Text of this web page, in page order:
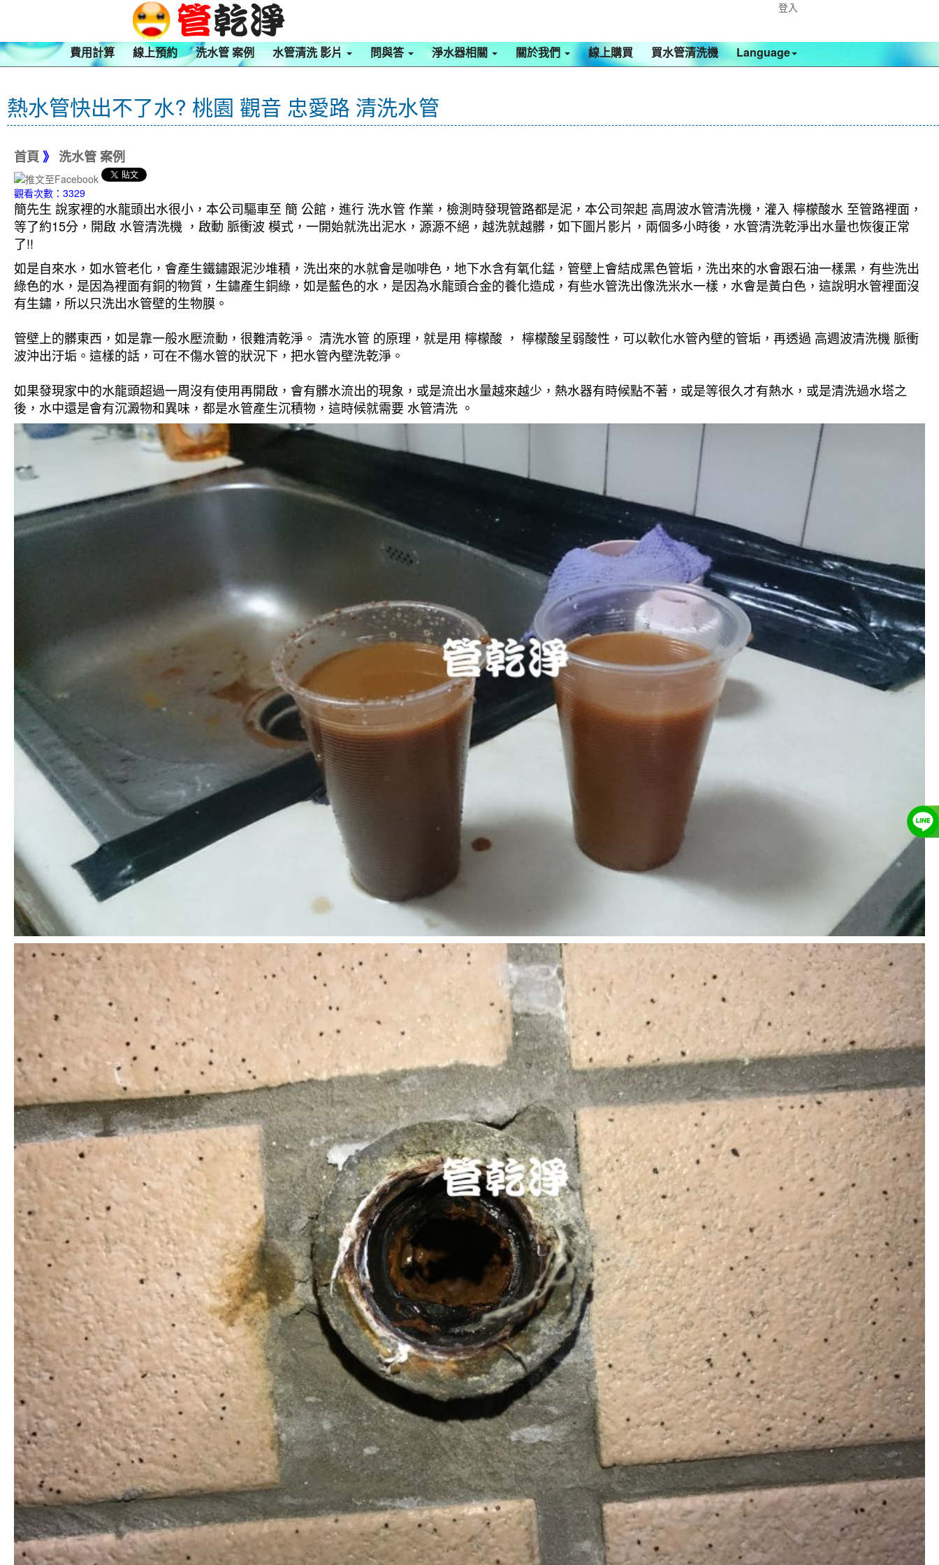
登入
費用計算 線上預約 洗水管 案例 水管清洗 影片 問與答 淨水器相關 關於我們 線上購買 買水管清洗機 Language
熱水管快出不了水? 桃園 觀音 忠愛路 清洗水管
首頁 》 洗水管 案例
觀看次數：3329
簡先生 說家裡的水龍頭出水很小，本公司驅車至 簡 公館，進行 洗水管 作業，檢測時發現管路都是泥，本公司架起 高周波水管清洗機，灌入 檸檬酸水 至管路裡面，
等了約15分，開啟 水管清洗機 ，啟動 脈衝波 模式，一開始就洗出泥水，源源不絕，越洗就越髒，如下圖片影片，兩個多小時後，水管清洗乾淨出水量也恢復正常
了!!
如是自來水，如水管老化，會產生鐵鏽跟泥沙堆積，洗出來的水就會是咖啡色，地下水含有氧化錳，管壁上會結成黑色管垢，洗出來的水會跟石油一樣黑，有些洗出
綠色的水，是因為裡面有銅的物質，生鏽產生銅綠，如是藍色的水，是因為水龍頭合金的養化造成，有些水管洗出像洗米水一樣，水會是黃白色，這說明水管裡面沒
有生鏽，所以只洗出水管壁的生物膜。
管壁上的髒東西，如是靠一般水壓流動，很難清乾淨。 清洗水管 的原理，就是用 檸檬酸 ， 檸檬酸呈弱酸性，可以軟化水管內壁的管垢，再透過 高週波清洗機 脈衝
波沖出汙垢。這樣的話，可在不傷水管的狀況下，把水管內壁洗乾淨。
如果發現家中的水龍頭超過一周沒有使用再開啟，會有髒水流出的現象，或是流出水量越來越少，熱水器有時候點不著，或是等很久才有熱水，或是清洗過水塔之
後，水中還是會有沉澱物和異味，都是水管產生沉積物，這時候就需要 水管清洗 。